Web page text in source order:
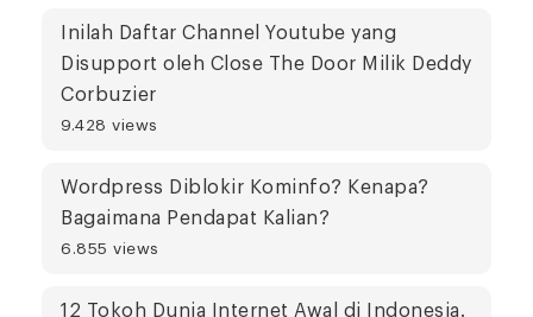
Inilah Daftar Channel Youtube yang
Disupport oleh Close The Door Milik Deddy
Corbuzier
9.428 views
Wordpress Diblokir Kominfo? Kenapa?
Bagaimana Pendapat Kalian?
6.855 views
12 Tokoh Dunia Internet Awal di Indonesia.